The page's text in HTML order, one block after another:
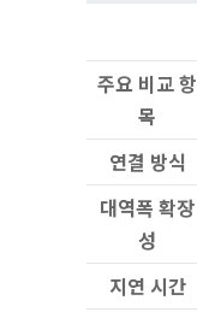
주요 비교 항
목
연결 방식
대역폭 확장
성
지연 시간